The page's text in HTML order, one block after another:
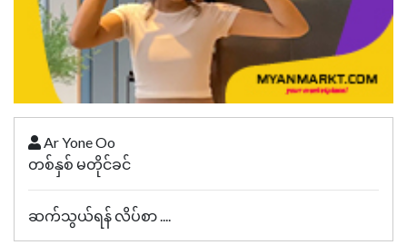
Ar Yone Oo
တစ်နှစ် မတိုင်ခင်
ဆက်သွယ်ရန် လိပ်စာ ....